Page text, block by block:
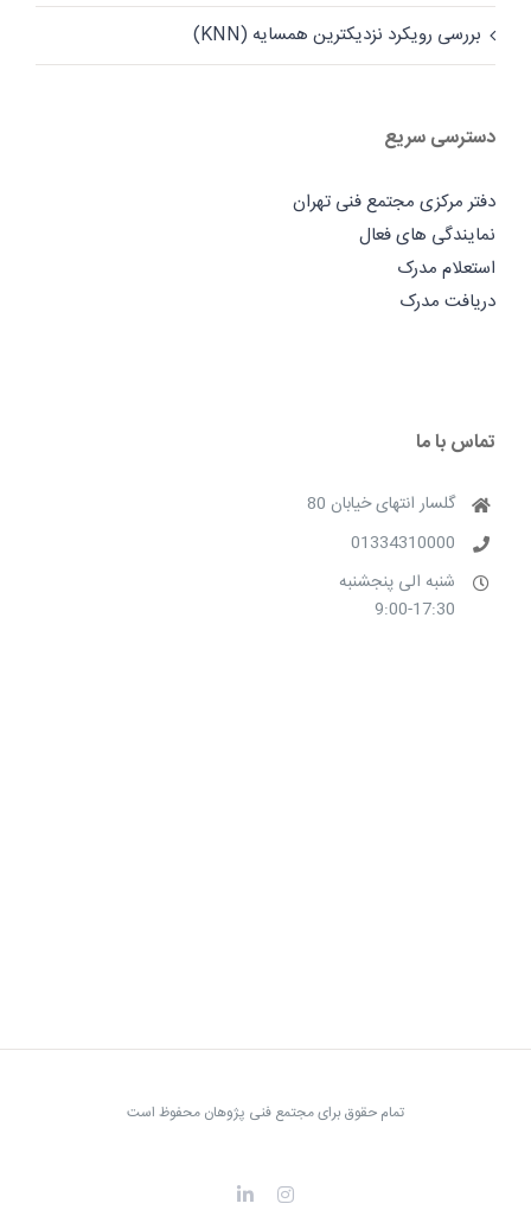
بررسی رویکرد نزدیکترین همسایه (KNN)
دسترسی سریع
دفتر مرکزی مجتمع فنی تهران
نمایندگی های فعال
استعلام مدرک
دریافت مدرک
تماس با ما
گلسار انتهای خیابان 80
01334310000
شنبه الی پنجشنبه
9:00-17:30
تمام حقوق برای مجتمع فنی پژوهان محفوظ است
Instagram
LinkedIn